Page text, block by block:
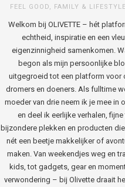
FEEL GOOD, FAMILY &
Welkom bij OLIVETTE – hét
echtheid, inspiratie en een
eigenzinnigheid samenkomen.
begon als mijn persoonlijke
uitgegroeid tot een platform voor
dromers en doeners. Als fulltime
moeder van drie neem ik je mee in
en deel ik eerlijke verhalen, fijne
bijzondere plekken en producten
nét een beetje makkelijker of
maken. Van weekendjes weg en
kids, tot gadgets, gear en
verwondering – bij Olivette draait